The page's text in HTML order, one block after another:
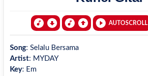
AUTOSCROLL
Song: Selalu Bersama
Artist: MYDAY
Key: Em